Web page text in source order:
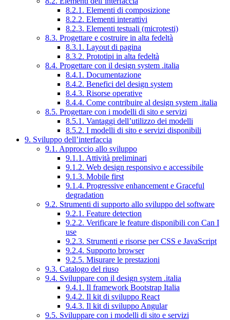
8.2.1. Elementi di composizione
8.2.2. Elementi interattivi
8.2.3. Elementi testuali (microtesti)
8.3. Progettare e costruire in alta fedeltà
8.3.1. Layout di pagina
8.3.2. Prototipi in alta fedeltà
8.4. Progettare con il design system .italia
8.4.1. Documentazione
8.4.2. Benefici del design system
8.4.3. Risorse operative
8.4.4. Come contribuire al design system .italia
8.5. Progettare con i modelli di sito e servizi
8.5.1. Vantaggi dell’utilizzo dei modelli
8.5.2. I modelli di sito e servizi disponibili
9. Sviluppo dell’interfaccia
9.1. Approccio allo sviluppo
9.1.1. Attività preliminari
9.1.2. Web design responsivo e accessibile
9.1.3. Mobile first
9.1.4. Progressive enhancement e Graceful
degradation
9.2. Strumenti di supporto allo sviluppo del software
9.2.1. Feature detection
9.2.2. Verificare le feature disponibili con Can I
use
9.2.3. Strumenti e risorse per CSS e JavaScript
9.2.4. Supporto browser
9.2.5. Misurare le prestazioni
9.3. Catalogo del riuso
9.4. Sviluppare con il design system .italia
9.4.1. Il framework Bootstrap Italia
9.4.2. Il kit di sviluppo React
9.4.3. Il kit di sviluppo Angular
9.5. Sviluppare con i modelli di sito e servizi